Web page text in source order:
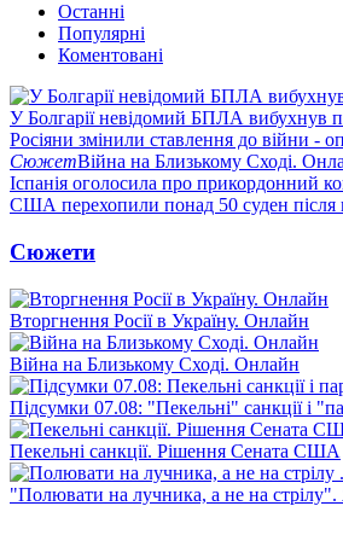
Останні
Популярні
Коментовані
У Болгарії невідомий БПЛА вибухнув
Росіяни змінили ставлення до війни -
СюжетВійна на Близькому Сході.
Іспанія оголосила про прикордонний
США перехопили понад 50 суден після
Сюжети
Вторгнення Росії в Україну. Онлайн
Війна на Близькому Сході. Онлайн
Підсумки 07.08: "Пекельні" санкції і
Пекельні санкції. Рішення Сената США
"Полювати на лучника, а не на стрілу".